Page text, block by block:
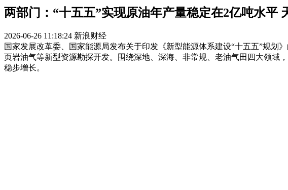
两部门：“十五五”实现原油年产量稳定在2亿吨水平
2026-06-26 11:18:24 新浪财经
国家发展改革委、国家能源局发布关于印发《新型能源体系建设“十五五”规
页岩油气等新型资源勘探开发。围绕深地、深海、非常规、老油气田四大领域
稳步增长。